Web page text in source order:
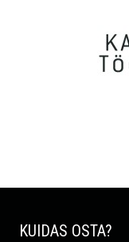
Täiesti uskumatult
KUIDAS OSTA?